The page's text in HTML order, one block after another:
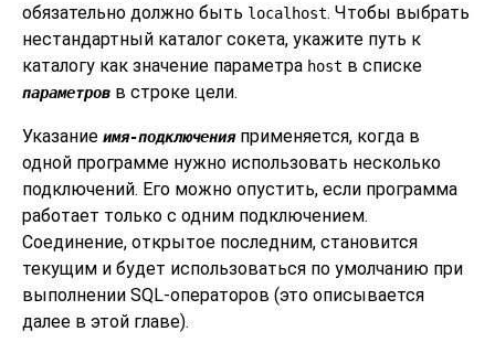
обязательно должно быть localhost. Чтобы выбрать
нестандартный каталог сокета, укажите путь к
каталогу как значение параметра host в списке
параметров в строке цели.
Указание имя-подключенияприменяется, когда в
одной программе нужно использовать несколько
подключений. Его можно опустить, если программа
работает только с одним подключением.
Соединение, открытое последним, становится
текущим и будет использоваться по умолчанию при
выполнении SQL-операторов (это описывается
далее в этой главе).